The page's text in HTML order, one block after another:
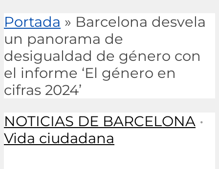
Portada » Barcelona desvela
un panorama de
desigualdad de género con
el informe ‘El género en
cifras 2024’
NOTICIAS DE BARCELONA •
Vida ciudadana